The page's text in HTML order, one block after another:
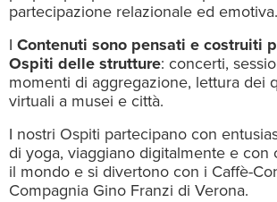
partecipazione relazionale ed emotiva.
I Contenuti sono pensati e costruiti
Ospiti delle strutture: concerti,
momenti di aggregazione, lettura dei
virtuali a musei e città.
I nostri Ospiti partecipano con
di yoga, viaggiano digitalmente e con
il mondo e si divertono con i Caffè-
Compagnia Gino Franzi di Verona.